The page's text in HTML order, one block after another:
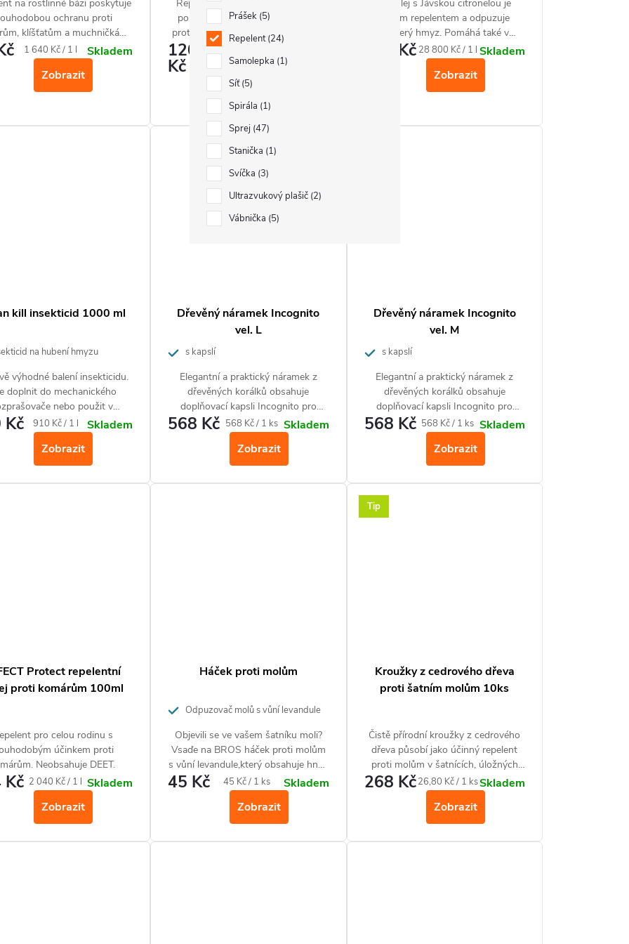
Prášek 5
Repelent 24
Samolepka 1
Síť 5
Spirála 1
Sprej 47
Stanička 1
Svíčka 3
Ultrazvukový plašič 2
Vábnička 5
na rostlinné bázi poskytuje
ochranu proti
klíšťatům a muchničkám.
Neobsahuje DEET.
Měrná
1 640 Kč / 1 l
Skladem
Zobrazit
Repelentní sprej na rostlinné bázi
poskytuje dlouhodobou ochranu
proti komárům, klíšťatům a černým
muškám. Neobsahuje DEET.
120
Kč
Měrná
cena:
1 333,33 Kč
/ 1 l
Skladem
Zobrazit
Bio olej s Jávskou citronelou je
silným repelentem a odpuzuje
veškerý hmyz. Pomáhá také v
aromaterapii blahodárně na naši
psychiku.
288 Kč Měrná
28 800 Kč / 1 l Skladem
Zobrazit
kill insekticid 1000 ml
na hubení hmyzu
výhodné balení insekticidu.
doplnit do mechanického
nebo použit v
postřikovači. Clean Kill je
proti všem známým druhům
hmyzu.
Kč
Měrná
910 Kč / 1 l
Skladem
Zobrazit
Dřevěný náramek Incognito
vel. L
s kapslí
Elegantní a praktický náramek z
dřevěných korálků obsahuje
doplňovací kapsli Incognito pro
ochranu do přírody.
568 Kč Měrná
568 Kč / 1 ks Skladem
Zobrazit
Dřevěný náramek Incognito
vel. M
s kapslí
Elegantní a praktický náramek z
dřevěných korálků obsahuje
doplňovací kapsli Incognito pro
ochranu do přírody.
568 Kč Měrná
568 Kč / 1 ks Skladem
Zobrazit
Protect repelentní
proti komárům 100ml
pro celou rodinu s
účinkem proti
Neobsahuje DEET.
Kč Měrná
2 040 Kč / 1 l Skladem
Zobrazit
Háček proti molům
Odpuzovač molů s vůní levandule
Objevili se ve vašem šatníku moli?
Vsaďe na BROS háček proti molům
s vůní levandule,který obsahuje hned
dvě účinné složky. Insekticidní
složku působící na létající hmyz
poškozující textil a aroma levandule,
které je odpuzuje. Háček proti
molům působí ve skříni až 6 měsíců.
45 Kč
Měrná
45 Kč / 1 ks
Skladem
Zobrazit
Tip
Kroužky z cedrového dřeva
proti šatním molům 10ks
Čistě přírodní kroužky z cedrového
dřeva působí jako účinný repelent
proti molům v šatnících, úložných
boxech a skříních a zároveň v nich
zanechají svěží vůni.
268 KčMěrná
26,80 Kč / 1 ksSkladem
Zobrazit